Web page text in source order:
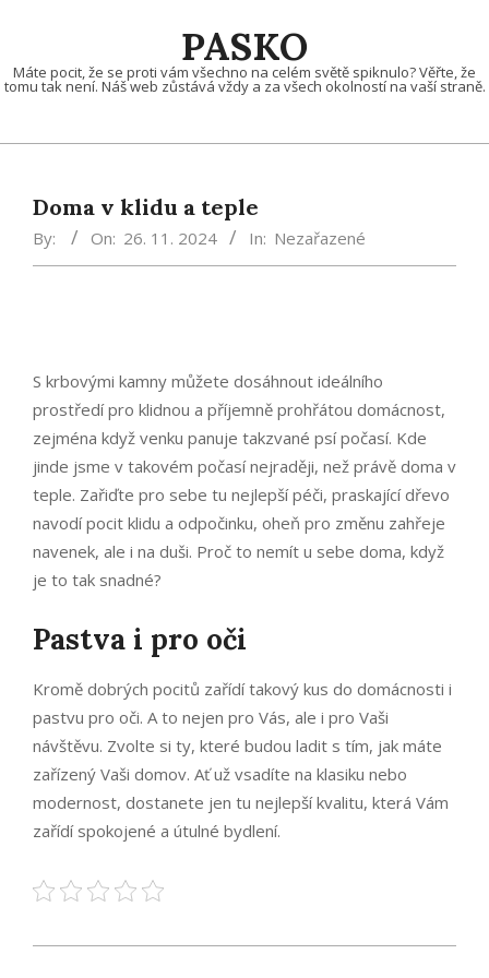
content
PASKO
Máte pocit, že se proti vám všechno na celém světě spiknulo? Věřte, že
tomu tak není. Náš web zůstává vždy a za všech okolností na vaší straně.
Doma v klidu a teple
By: On: 26. 11. 2024 In: Nezařazené
S krbovými kamny můžete dosáhnout ideálního
prostředí pro klidnou a příjemně prohřátou domácnost,
zejména když venku panuje takzvané psí počasí. Kde
jinde jsme v takovém počasí nejraději, než právě doma v
teple. Zařiďte pro sebe tu nejlepší péči, praskající dřevo
navodí pocit klidu a odpočinku, oheň pro změnu zahřeje
navenek, ale i na duši. Proč to nemít u sebe doma, když
je to tak snadné?
Pastva i pro oči
Kromě dobrých pocitů zařídí takový kus do domácnosti i
pastvu pro oči. A to nejen pro Vás, ale i pro Vaši
návštěvu. Zvolte si ty, které budou ladit s tím, jak máte
zařízený Vaši domov. Ať už vsadíte na klasiku nebo
modernost, dostanete jen tu nejlepší kvalitu, která Vám
zařídí spokojené a útulné bydlení.